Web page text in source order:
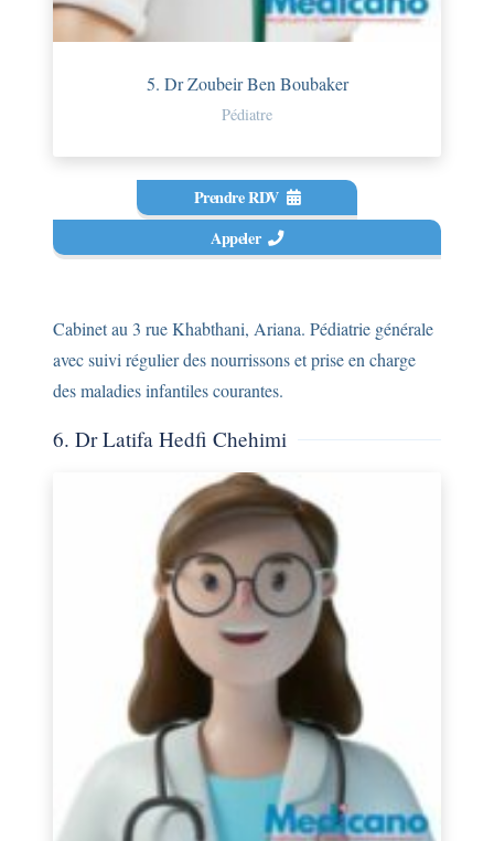
5. Dr Zoubeir Ben Boubaker
Pédiatre
Prendre RDV
Appeler
Cabinet au 3 rue Khabthani, Ariana. Pédiatrie générale
avec suivi régulier des nourrissons et prise en charge
des maladies infantiles courantes.
6. Dr Latifa Hedfi Chehimi